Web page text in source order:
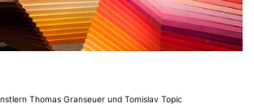
Thomas Granseuer und Tomislav Topic